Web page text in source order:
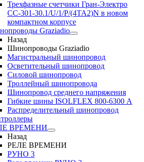
Трехфазные счетчики Гран-Электро
СС-301-30.1/U/1/P/(4TA2)N в новом
компактном корпусе
Graziadio
Назад
Шинопроводы Graziadio
Магистральный шинопровод
Осветительный шинопровод
Силовой шинопровод
Троллейный шинопровода
Шинопровод среднего напряжения
Гибкие шины ISOLFLEX 800-6300 А
Распределительный шинопровод
ВРЕМЕНИ
Назад
РЕЛЕ ВРЕМЕНИ
РУНО 3